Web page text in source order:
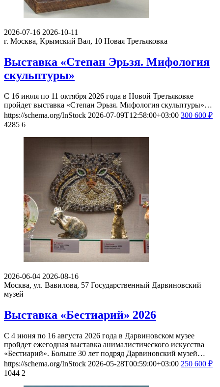
2026-07-16 2026-10-11
г. Москва, Крымский Вал, 10 Новая Третьяковка
Выставка «Степан Эрьзя. Мифология
скульптуры»
С 16 июля по 11 октября 2026 года в Новой Третьяковке
пройдет выставка «Степан Эрьзя. Мифология скульптуры»…
https://schema.org/InStock 2026-07-09T12:58:00+03:00 300 600 ₽
4285 6
2026-06-04 2026-08-16
Москва, ул. Вавилова, 57 Государственный Дарвиновский
музей
Выставка «Бестиарий» 2026
С 4 июня по 16 августа 2026 года в Дарвиновском музее
пройдет ежегодная выставка анималистического искусства
«Бестиарий». Больше 30 лет подряд Дарвиновский музей…
https://schema.org/InStock 2026-05-28T00:59:00+03:00 250 600 ₽
1044 2